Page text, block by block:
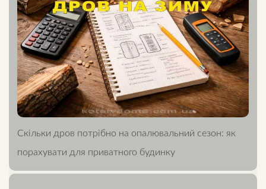
Скільки дров потрібно на опалювальний сезон: як
порахувати для приватного будинку